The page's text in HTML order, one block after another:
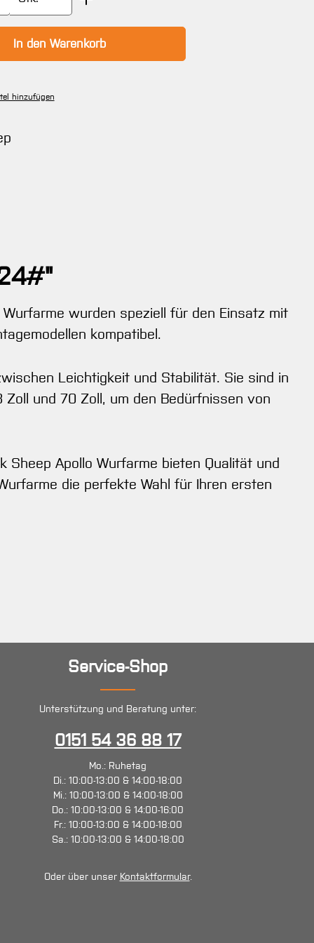
In den Warenkorb
hinzufügen
wurden speziell für den Einsatz mit
kompatibel.
Leichtigkeit und Stabilität. Sie sind in
und 70 Zoll, um den Bedürfnissen von
Sheep Apollo Wurfarme bieten Qualität und
die perfekte Wahl für Ihren ersten
Service-Shop
Unterstützung und Beratung unter:
0151 54 36 88 17
Mo.: Ruhetag
Di.: 10:00-13:00 & 14:00-18:00
Mi.: 10:00-13:00 & 14:00-18:00
Do.: 10:00-13:00 & 14:00-16:00
Fr.: 10:00-13:00 & 14:00-18:00
Sa.: 10:00-13:00 & 14:00-18:00
Oder über unser Kontaktformular.